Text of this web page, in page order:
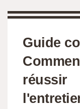
Guide
réussir